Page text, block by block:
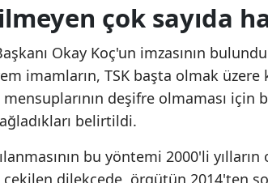
çok sayıda
Okay Koç'un imzasının
imamların, TSK başta olmak
deşifre olmaması
belirtildi.
bu yöntemi 2000'li